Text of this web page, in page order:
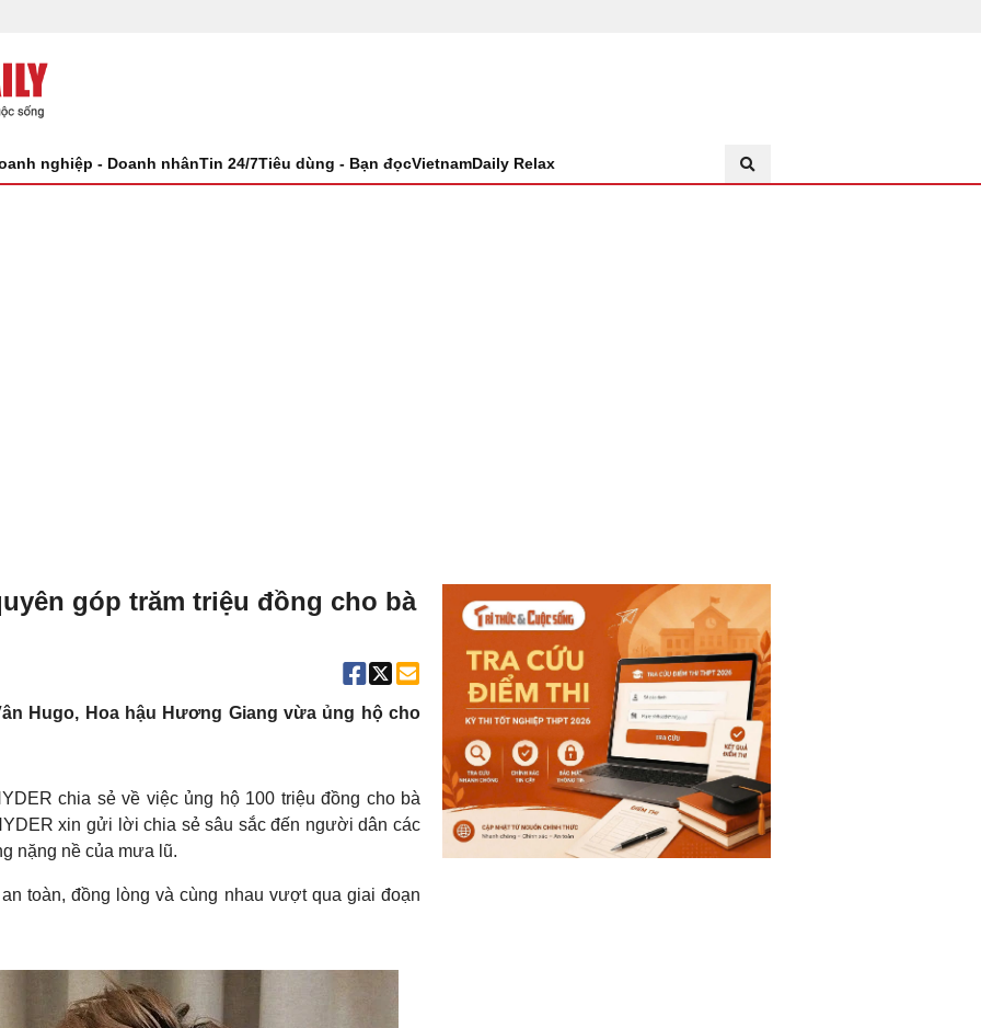
nghiệp - Doanh nhânTin 24/7Tiêu dùng - Bạn đọcVietnamDaily Relax
góp trăm triệu đồng cho bà
Hugo, Hoa hậu Hương Giang vừa ủng hộ cho
chia sẻ về việc ủng hộ 100 triệu đồng cho bà
xin gửi lời chia sẻ sâu sắc đến người dân các
nặng nề của mưa lũ.
toàn, đồng lòng và cùng nhau vượt qua giai đoạn